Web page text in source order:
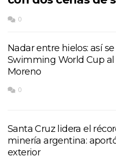
0
Nadar entre hielos: así
Swimming World Cup
Moreno
0
Santa Cruz lidera el
minería argentina:
exterior